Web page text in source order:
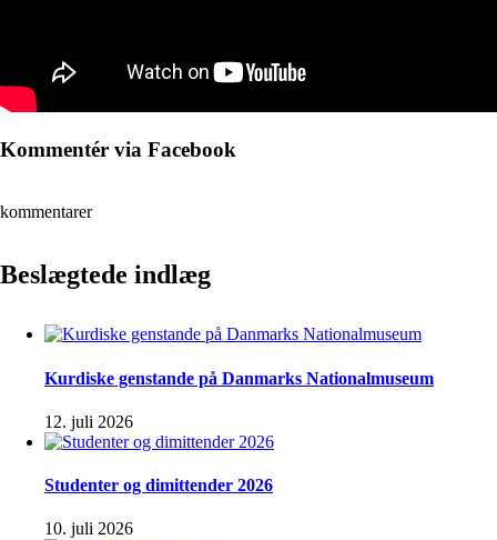
Kommentér via Facebook
kommentarer
Beslægtede indlæg
Kurdiske genstande på Danmarks Nationalmuseum
12. juli 2026
Studenter og dimittender 2026
10. juli 2026